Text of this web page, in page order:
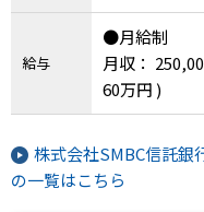
給与
●月給制
月収：
60万円 )
株式会社SMBC信託銀
の一覧はこちら